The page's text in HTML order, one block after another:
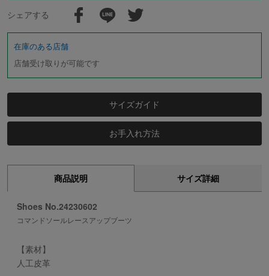
シェアする
在庫のある店舗
店舗受け取りが可能です
サイズガイド
お手入れ方法
商品説明 サイズ詳細
Shoes No.24230602
コマンドソールレースアップブーツ
【素材】
人工皮革